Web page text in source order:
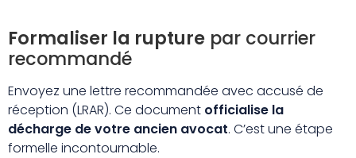
Formaliser la rupture par courrier
recommandé
Envoyez une lettre recommandée avec accusé de
réception (LRAR). Ce document officialise la
décharge de votre ancien avocat. C’est une étape
formelle incontournable.